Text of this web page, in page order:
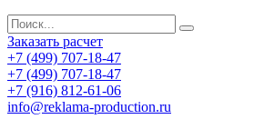
Заказать расчет
+7 (499) 707-18-47
+7 (499) 707-18-47
+7 (916) 812-61-06
info@reklama-production.ru